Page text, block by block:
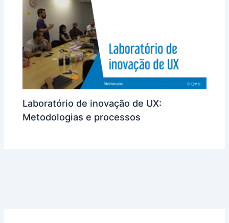
Laboratório de inovação de UX:
Metodologias e processos